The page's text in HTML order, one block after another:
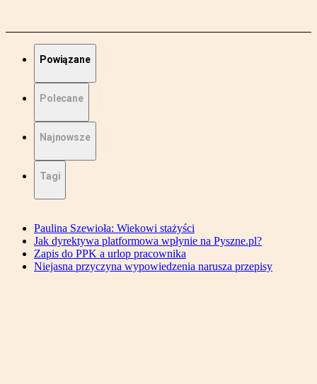
Powiązane
Polecane
Najnowsze
Tagi
Paulina Szewioła: Wiekowi stażyści
Jak dyrektywa platformowa wpłynie na Pyszne.pl?
Zapis do PPK a urlop pracownika
Niejasna przyczyna wypowiedzenia narusza przepisy